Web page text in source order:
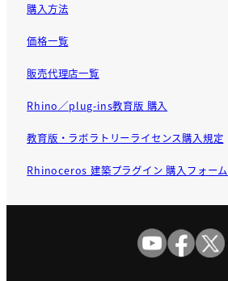
購入方法
価格一覧
販売代理店一覧
Rhino／plug-ins教育版 購入
教育版・ラボラトリーライセンス購入規定
Rhinoceros 建築プラグイン 購入フォーム